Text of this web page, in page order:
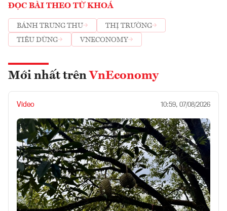
ĐỌC BÀI THEO TỪ KHOÁ
BÁNH TRUNG THU
THỊ TRƯỜNG
TIÊU DÙNG
VNECONOMY
Mới nhất trên VnEconomy
Video 10:59, 07/08/2026